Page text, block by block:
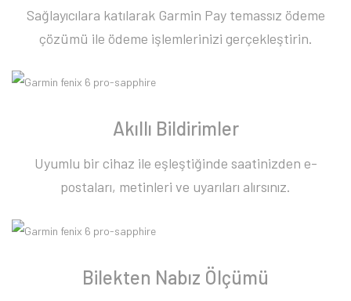
Sağlayıcılara katılarak Garmin Pay temassız ödeme
çözümü ile ödeme işlemlerinizi gerçekleştirin.
Akıllı Bildirimler
Uyumlu bir cihaz ile eşleştiğinde saatinizden e-
postaları, metinleri ve uyarıları alırsınız.
Bilekten Nabız Ölçümü